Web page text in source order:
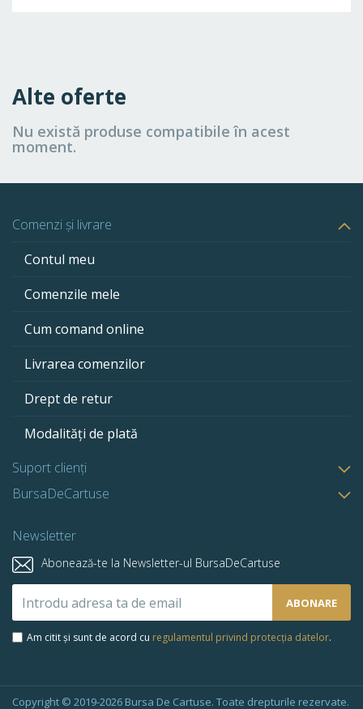
Alte oferte
Nu există produse compatibile în acest
moment.
Comenzi și livrare
Contul meu
Comenzile mele
Cum comand online
Livrarea comenzilor
Drept de retur
Modalități de plată
Suport clienți
BursaDeCartuse
Newsletter
Abonează-te la Newsletter-ul BursaDeCartuse
la
newsletter-
ABONARE
Am citit și sunt de acord cu regulamentul privind protecția datelor.
Copyright © 2019-2026 Bursa De Cartuse. Toate drepturile rezervate.